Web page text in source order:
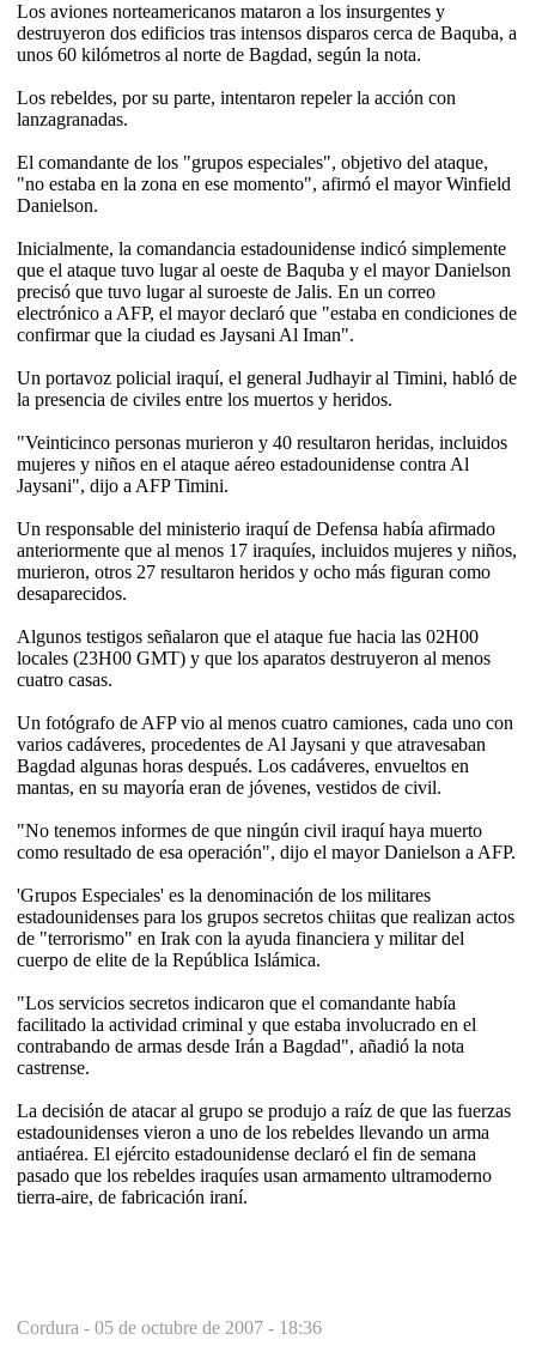
Los aviones norteamericanos mataron a los insurgentes y
destruyeron dos edificios tras intensos disparos cerca de Baquba, a
unos 60 kilómetros al norte de Bagdad, según la nota.
Los rebeldes, por su parte, intentaron repeler la acción con
lanzagranadas.
El comandante de los "grupos especiales", objetivo del ataque,
"no estaba en la zona en ese momento", afirmó el mayor Winfield
Danielson.
Inicialmente, la comandancia estadounidense indicó simplemente
que el ataque tuvo lugar al oeste de Baquba y el mayor Danielson
precisó que tuvo lugar al suroeste de Jalis. En un correo
electrónico a AFP, el mayor declaró que "estaba en condiciones de
confirmar que la ciudad es Jaysani Al Iman".
Un portavoz policial iraquí, el general Judhayir al Timini, habló de
la presencia de civiles entre los muertos y heridos.
"Veinticinco personas murieron y 40 resultaron heridas, incluidos
mujeres y niños en el ataque aéreo estadounidense contra Al
Jaysani", dijo a AFP Timini.
Un responsable del ministerio iraquí de Defensa había afirmado
anteriormente que al menos 17 iraquíes, incluidos mujeres y niños,
murieron, otros 27 resultaron heridos y ocho más figuran como
desaparecidos.
Algunos testigos señalaron que el ataque fue hacia las 02H00
locales (23H00 GMT) y que los aparatos destruyeron al menos
cuatro casas.
Un fotógrafo de AFP vio al menos cuatro camiones, cada uno con
varios cadáveres, procedentes de Al Jaysani y que atravesaban
Bagdad algunas horas después. Los cadáveres, envueltos en
mantas, en su mayoría eran de jóvenes, vestidos de civil.
"No tenemos informes de que ningún civil iraquí haya muerto
como resultado de esa operación", dijo el mayor Danielson a AFP.
'Grupos Especiales' es la denominación de los militares
estadounidenses para los grupos secretos chiitas que realizan actos
de "terrorismo" en Irak con la ayuda financiera y militar del
cuerpo de elite de la República Islámica.
"Los servicios secretos indicaron que el comandante había
facilitado la actividad criminal y que estaba involucrado en el
contrabando de armas desde Irán a Bagdad", añadió la nota
castrense.
La decisión de atacar al grupo se produjo a raíz de que las fuerzas
estadounidenses vieron a uno de los rebeldes llevando un arma
antiaérea. El ejército estadounidense declaró el fin de semana
pasado que los rebeldes iraquíes usan armamento ultramoderno
tierra-aire, de fabricación iraní.
Cordura - 05 de octubre de 2007 - 18:36